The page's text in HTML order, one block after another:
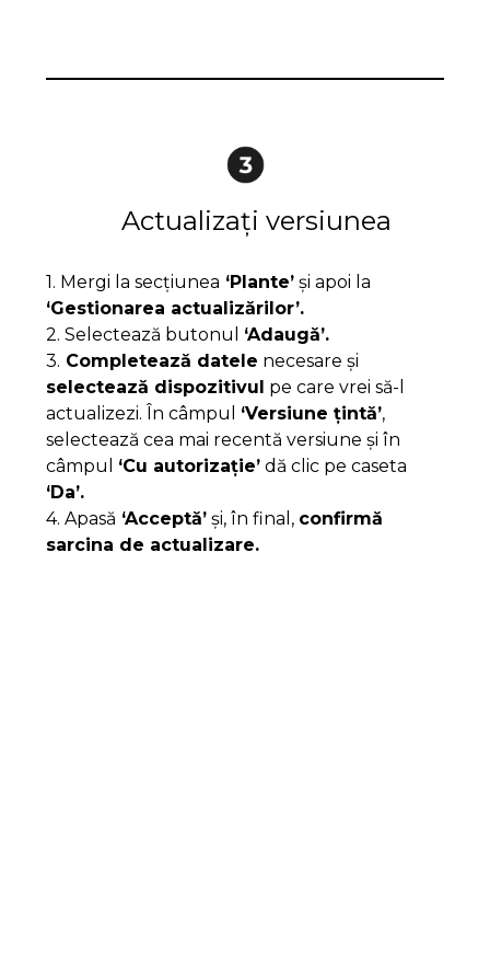
Actualizați versiunea
1. Mergi la secțiunea ‘Plante’ și apoi la
‘Gestionarea actualizărilor’.
2. Selectează butonul ‘Adaugă’.
3. Completează datele necesare și
selectează dispozitivul pe care vrei să-l
actualizezi. În câmpul ‘Versiune țintă’,
selectează cea mai recentă versiune și în
câmpul ‘Cu autorizație’ dă clic pe caseta
‘Da’.
4. Apasă ‘Acceptă’ și, în final, confirmă
sarcina de actualizare.